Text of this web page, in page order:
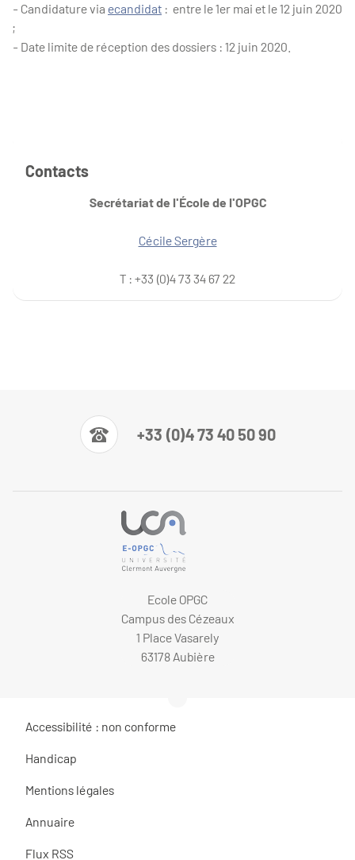
- Candidature via ecandidat : entre le 1er mai et le 12 juin 2020
;
- Date limite de réception des dossiers : 12 juin 2020.
Contacts
Secrétariat de l'École de l'OPGC
Cécile Sergère
T : +33 (0)4 73 34 67 22
+33 (0)4 73 40 50 90
Ecole OPGC
Campus des Cézeaux
1 Place Vasarely
63178 Aubière
Accessibilité : non conforme
Handicap
Mentions légales
Annuaire
Flux RSS